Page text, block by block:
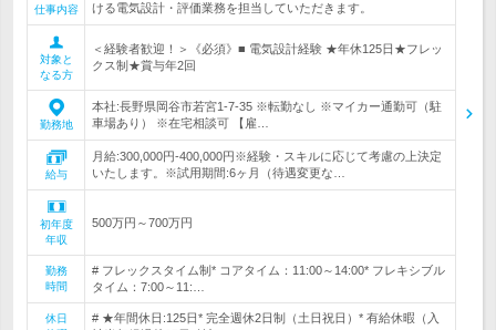
仕事内容
ける電気設計・評価業務を担当していただきます。
対象と
なる方
＜経験者歓迎！＞《必須》■ 電気設計経験 ★年休125日★フレッ
クス制★賞与年2回
勤務地
本社:長野県岡谷市若宮1-7-35 ※転勤なし ※マイカー通勤可（駐
車場あり） ※在宅相談可 【雇…
給与
月給:300,000円-400,000円※経験・スキルに応じて考慮の上決定
いたします。※試用期間:6ヶ月（待遇変更な…
初年度
年収
500万円～700万円
勤務
時間
# フレックスタイム制* コアタイム：11:00～14:00* フレキシブル
タイム：7:00～11:…
休日
# ★年間休日:125日* 完全週休2日制（土日祝日）* 有給休暇（入